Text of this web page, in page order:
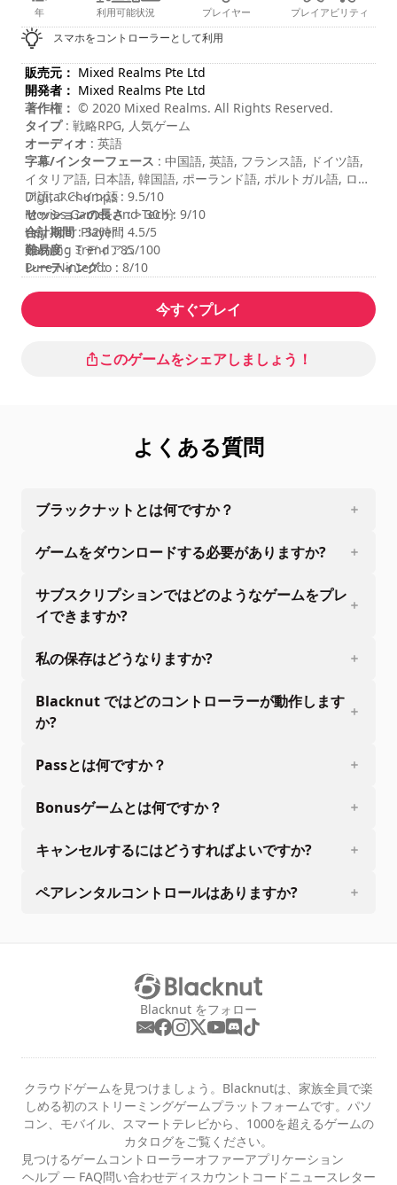
年 利用可能状況 プレイヤー プレイアビリティ
スマホをコントローラーとして利用
販売元： Mixed Realms Pte Ltd
開発者： Mixed Realms Pte Ltd
著作権： © 2020 Mixed Realms. All Rights Reserved.
タイプ: 戦略RPG, 人気ゲーム
オーディオ : 英語
字幕/インターフェース : 中国語, 英語, フランス語, ドイツ語,
イタリア語, 日本語, 韓国語, ポーランド語, ポルトガル語, ロシ
ア語, スペイン語
セッションの長さ: > 30 分
合計期間: 32時間
難易度: ミディアム
レーティング:
Digital Chumps : 9.5/10
Movies Games And Tech : 9/10
Hey Poor Player : 4.5/5
Gaming Trend : 85/100
Pure Nintendo : 8/10
今すぐプレイ
このゲームをシェアしましょう！
よくある質問
ブラックナットとは何ですか？
ゲームをダウンロードする必要がありますか?
サブスクリプションではどのようなゲームをプレ
イできますか?
私の保存はどうなりますか?
Blacknut ではどのコントローラーが動作します
か?
Passとは何ですか？
Bonusゲームとは何ですか？
キャンセルするにはどうすればよいですか?
ペアレンタルコントロールはありますか?
Blacknut をフォロー
クラウドゲームを見つけましょう。Blacknutは、家族全員で楽
しめる初のストリーミングゲームプラットフォームです。パソ
コン、モバイル、スマートテレビから、1000を超えるゲームの
カタログをご覧ください。
見つけるゲーム コントローラーオファーアプリケーション
ヘルプ — FAQ問い合わせディスカウントコード ニュースレター